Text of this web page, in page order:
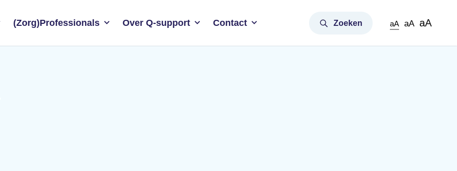
(Zorg)Professionals Over Q-support Contact Zoeken aA aA aA